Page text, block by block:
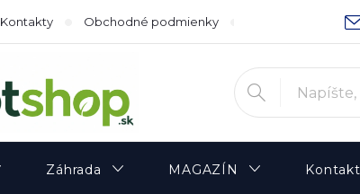
Kontakty Obchodné podmienky Podmienky
Záhrada MAGAZÍN